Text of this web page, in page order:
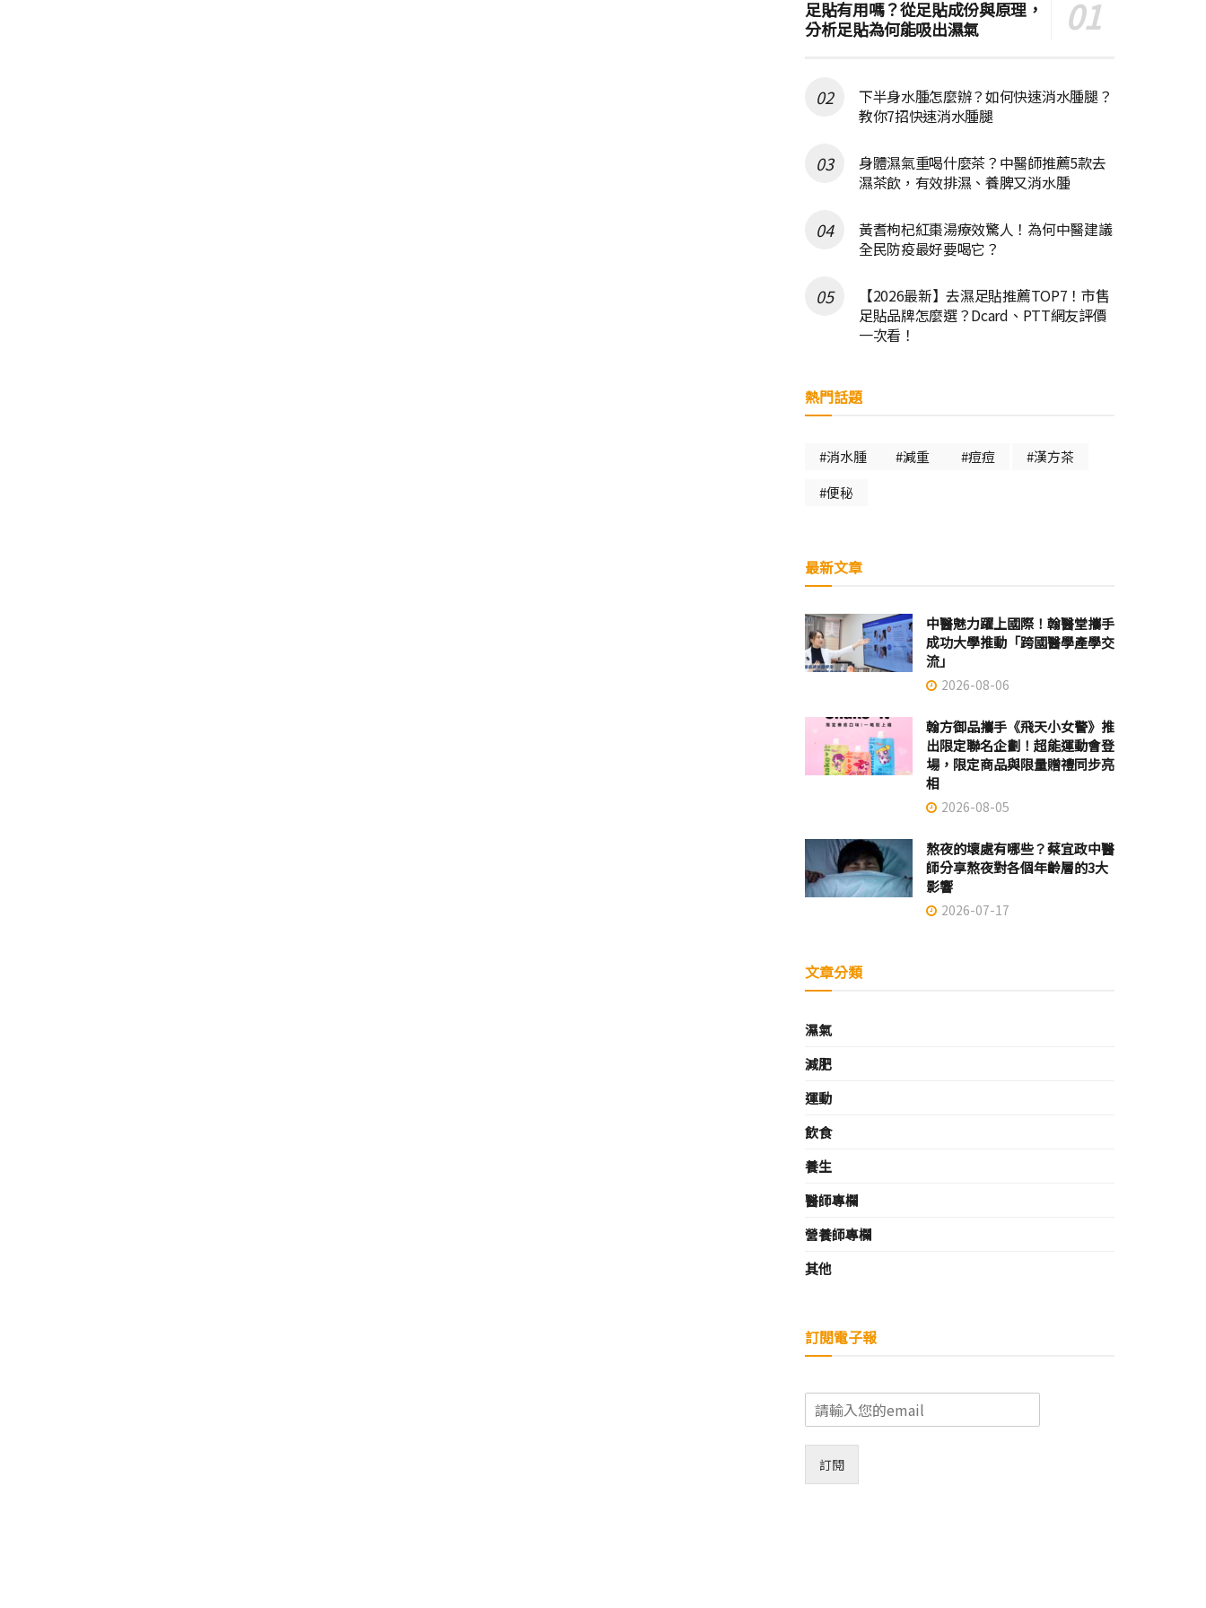
足貼有用嗎？從足貼成份與原理，
分析足貼為何能吸出濕氣
下半身水腫怎麼辦？如何快速消水腫腿？
教你7招快速消水腫腿
身體濕氣重喝什麼茶？中醫師推薦5款去
濕茶飲，有效排濕、養脾又消水腫
黃耆枸杞紅棗湯療效驚人！為何中醫建議
全民防疫最好要喝它？
【2026最新】去濕足貼推薦TOP7！市售
足貼品牌怎麼選？Dcard、PTT網友評價
一次看！
熱門話題
#消水腫 #減重 #痘痘
#漢方茶
#便秘
最新文章
中醫魅力躍上國際！翰醫堂攜手
成功大學推動「跨國醫學產學交
流」
2026-08-06
翰方御品攜手《飛天小女警》推
出限定聯名企劃！超能運動會登
場，限定商品與限量贈禮同步亮
相
2026-08-05
熬夜的壞處有哪些？蔡宜政中醫
師分享熬夜對各個年齡層的3大
影響
2026-07-17
文章分類
濕氣
減肥
運動
飲食
養生
醫師專欄
營養師專欄
其他
訂閱電子報
E
m
*
訂閱